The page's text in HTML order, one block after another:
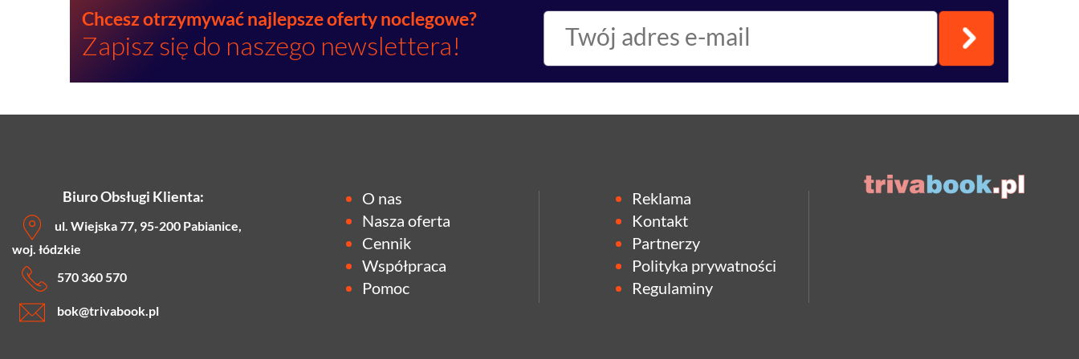
Chcesz otrzymywać najlepsze oferty noclegowe?
Zapisz się do naszego newslettera!
Biuro Obsługi Klienta:
ul. Wiejska 77, 95-200 Pabianice,
woj. łódzkie
570 360 570
bok@trivabook.pl
O nas
Nasza oferta
Cennik
Współpraca
Pomoc
Reklama
Kontakt
Partnerzy
Polityka prywatności
Regulaminy